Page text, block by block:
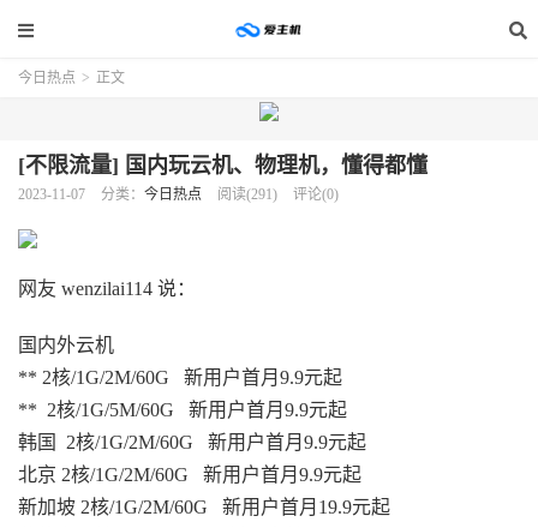
今日热点 > 正文
[不限流量] 国内玩云机、物理机，懂得都懂
2023-11-07 分类： 今日热点 阅读(291) 评论(0)
网友 wenzilai114 说：
国内外云机
** 2核/1G/2M/60G 新用户首月9.9元起
** 2核/1G/5M/60G 新用户首月9.9元起
韩国 2核/1G/2M/60G 新用户首月9.9元起
北京 2核/1G/2M/60G 新用户首月9.9元起
新加坡 2核/1G/2M/60G 新用户首月19.9元起